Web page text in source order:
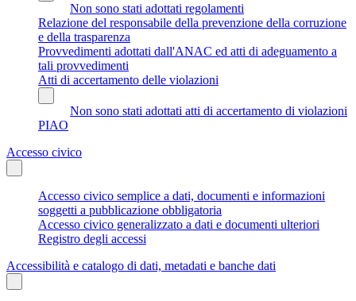
Non sono stati adottati regolamenti
Relazione del responsabile della prevenzione della corruzione
e della trasparenza
Provvedimenti adottati dall'ANAC ed atti di adeguamento a
tali provvedimenti
Atti di accertamento delle violazioni
Non sono stati adottati atti di accertamento di violazioni
PIAO
Accesso civico
Accesso civico semplice a dati, documenti e informazioni
soggetti a pubblicazione obbligatoria
Accesso civico generalizzato a dati e documenti ulteriori
Registro degli accessi
Accessibilità e catalogo di dati, metadati e banche dati